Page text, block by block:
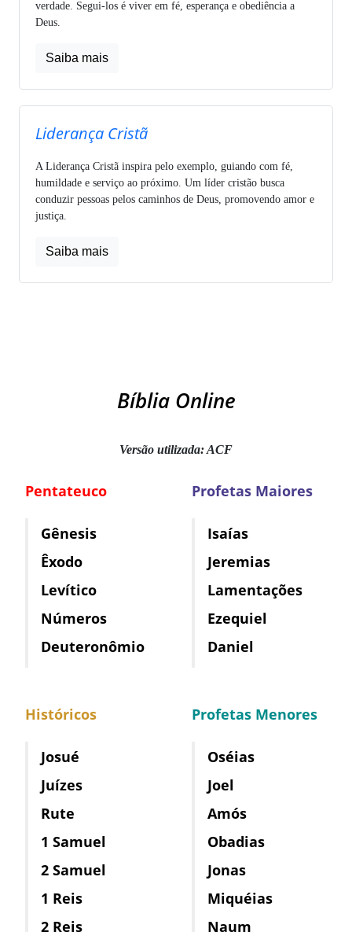
verdade. Segui-los é viver em fé, esperança e obediência a
Deus.
Saiba mais
Liderança Cristã
A Liderança Cristã inspira pelo exemplo, guiando com fé,
humildade e serviço ao próximo. Um líder cristão busca
conduzir pessoas pelos caminhos de Deus, promovendo amor e
justiça.
Saiba mais
Bíblia Online
Versão utilizada: ACF
Pentateuco
Gênesis
Êxodo
Levítico
Números
Deuteronômio
Históricos
Josué
Juízes
Rute
1 Samuel
2 Samuel
1 Reis
2 Reis
Profetas Maiores
Isaías
Jeremias
Lamentações
Ezequiel
Daniel
Profetas Menores
Oséias
Joel
Amós
Obadias
Jonas
Miquéias
Naum